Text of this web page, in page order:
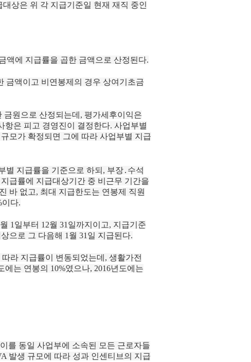
상은 위 각 지급기준일 현재 재직 중인
액에 지급률을 곱한 금액으로 산정된다.
금액이고 비연봉제의 경우 상여기초금
원으로 산정되는데, 평가세후이익은
은 피고 경영진이 결정한다. 사업부별
모가 확정되면 그에 따라 사업부별 지급
별 지급률을 기준으로 하되, 부장․수석
급률에 지급대상기간 중 비근무 기간을
바 없고, 최대 지급한도는 연봉제 직원
이다.
1일부터 12월 31일까지이고, 지급기준
으로 그 다음해 1월 31일 지급된다.
라 지급률이 변동되었는데, 생활가전
는 연봉의 10%였으나, 2016년도에는
를 동일 사업부에 소속된 모든 근로자들
발생 규모에 따라 성과 인센티브의 지급